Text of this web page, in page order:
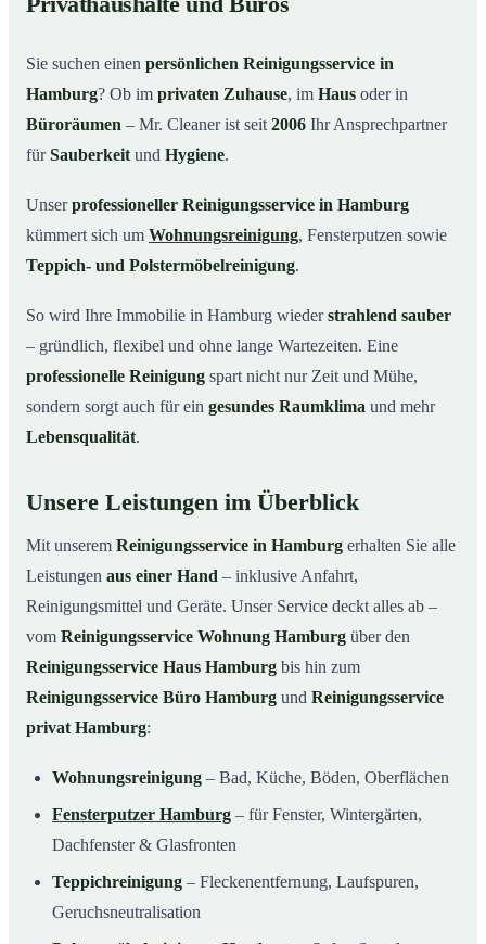
04So einfach funktioniert’s
Typische Anlässe für einen Reinigungsservice
08So arbeitet ein Reinigungsservice in Hamburg
wirklich
Sie suchen einen persönlichen Reinigungsservice in
Hamburg? Ob im privaten Zuhause, im Haus oder in
Büroräumen – Mr. Cleaner ist seit 2006 Ihr Ansprechpartner
fürSauberkeit und Hygiene.
Unserprofessioneller Reinigungsservice in Hamburg
kümmert sich um Wohnungsreinigung, Fensterputzen sowie
Teppich- und Polstermöbelreinigung.
So wird Ihre Immobilie in Hamburg wiederstrahlend sauber
– gründlich, flexibel und ohne lange Wartezeiten. Eine
professionelle Reinigung spart nicht nur Zeit und Mühe,
sondern sorgt auch für ein gesundes Raumklima und mehr
Lebensqualität.
Unsere Leistungen im Überblick
Mit unserem Reinigungsservice in Hamburg erhalten Sie alle
Leistungen aus einer Hand – inklusive Anfahrt,
Reinigungsmittel und Geräte. Unser Service deckt alles ab –
vom Reinigungsservice Wohnung Hamburg über den
Reinigungsservice Haus Hamburg bis hin zum
Reinigungsservice Büro Hamburg und Reinigungsservice
privat Hamburg:
Wohnungsreinigung – Bad, Küche, Böden, Oberflächen
Fensterputzer Hamburg – für Fenster, Wintergärten,
Dachfenster & Glasfronten
Teppichreinigung – Fleckenentfernung, Laufspuren,
Geruchsneutralisation